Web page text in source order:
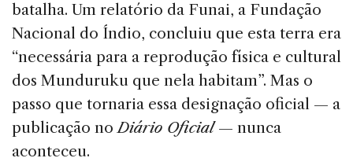
batalha. Um relatório da Funai, a Fundação
Nacional do Índio, concluiu que esta terra era
“necessária para a reprodução física e cultural
dos Munduruku que nela habitam”. Mas o
passo que tornaria essa designação oficial — a
publicação noDiário Oficial— nunca
aconteceu.